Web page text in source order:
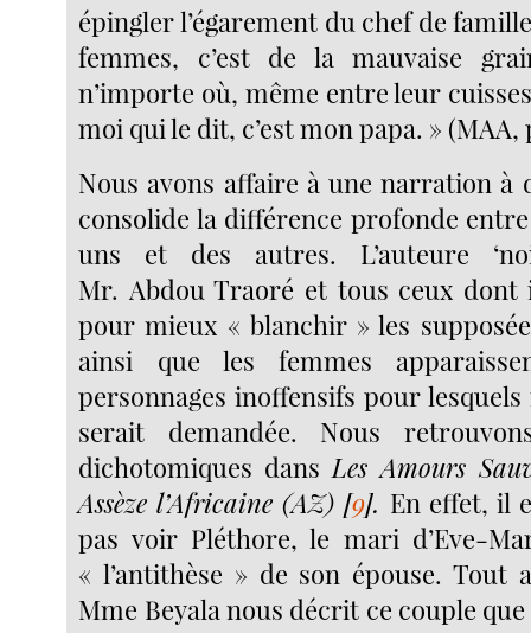
épingler l’égarement du chef de
femmes, c’est de la mauvaise
n’importe où, même entre leur
moi qui le dit, c’est mon papa. » (MAA,
Nous avons affaire à une narration à
consolide la différence profonde
uns et des autres. L’auteure
Mr. Abdou Traoré et tous ceux dont
pour mieux « blanchir » les
ainsi que les femmes
personnages inoffensifs pour
serait demandée. Nous
dichotomiques dans Les Amours
Assèze l’Africaine (AZ) [9]. En effet, il
pas voir Pléthore, le mari d’Eve-
« l’antithèse » de son épouse. Tout
Mme Beyala nous décrit ce couple